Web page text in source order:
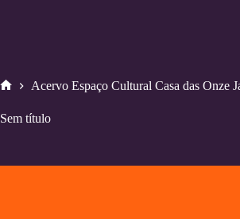
Acervo Espaço Cultural Casa das Onze
Sem título